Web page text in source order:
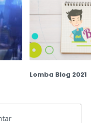
Lomba Blog 2021